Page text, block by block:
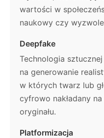
wartości w
naukowy czy
Deepfake
Technologia
na generowanie
w których twarz lub
cyfrowo nakładany
oryginału.
Platformizacja